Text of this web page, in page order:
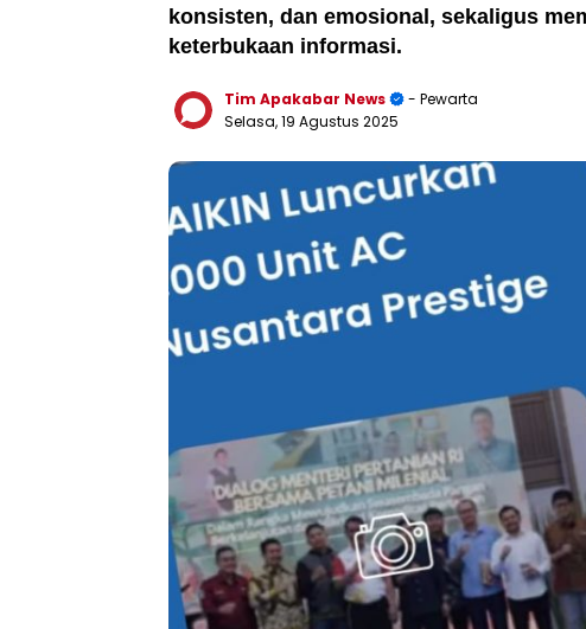
konsisten, dan emosional, sekaligus
keterbukaan informasi.
Tim Apakabar News
- Pewarta
Selasa, 19 Agustus 2025